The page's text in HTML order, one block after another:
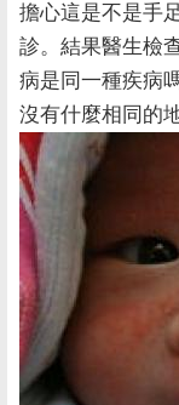
擔心這是不是手
診。結果醫生檢
病是同一種疾病
沒有什麼相同的